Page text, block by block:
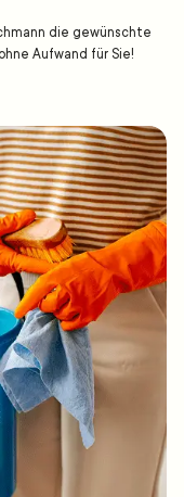
die gewünschte
Aufwand für Sie!